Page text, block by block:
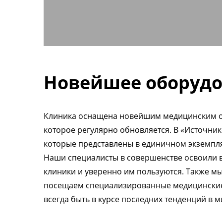
Новейшее
Клиника оснащена новейшим медицинским
которое регулярно обновляется. В
которые представлены в единичном
Наши специалисты в совершенстве освоили
клиники и уверенно им пользуются. Также
посещаем специализированные
всегда быть в курсе последних тенденций в